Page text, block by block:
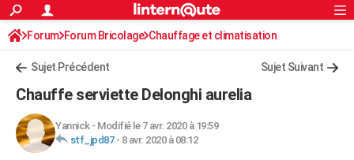
ACTUALITÉS
Politique
Société
Faits Divers
Education
Monde
Villes
+
FINANCE
Retraite
Impôts
Epargne
Immobilier
Risques naturels par ville
Banque
Assurance
Crédit
AUTO
Rechercher
S'inscrire
Connexion
Forum Forum Bricolage Chauffage et climatisation
Sujet Précédent Sujet Suivant
Chauffe serviette Delonghi aurelia
Yannick- Modifié le 7 avr. 2020 à 19:59
stf_jpd87- 8 avr. 2020 à 08:12